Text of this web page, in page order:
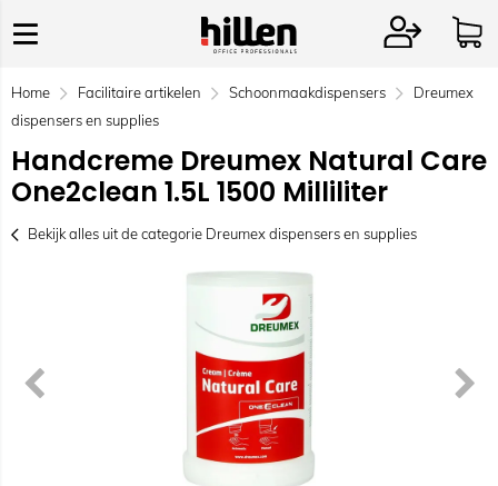
Home Facilitaire artikelen Schoonmaakdispensers
Dreumex
dispensers en supplies
Handcreme Dreumex Natural Care
One2clean 1.5L 1500 Milliliter
Bekijk alles uit de categorie Dreumex dispensers en supplies